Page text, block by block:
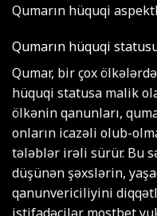
Qumarın hüquqi
Qumarın hüquqi
Qumar, bir çox
hüquqi statusa malik
ölkənin qanunları,
onların icazəli olub-
tələblər irəli sürür. Bu
düşünən şəxslərin,
qanunvericiliyini